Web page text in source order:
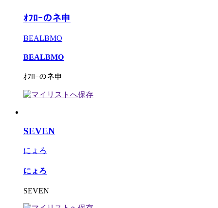
ｵﾌﾛｰのネ申
BEALBMO
BEALBMO
ｵﾌﾛｰのネ申
SEVEN
にょろ
にょろ
SEVEN